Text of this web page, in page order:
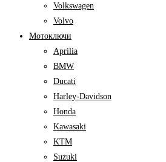
Volkswagen
Volvo
Мотоключи
Aprilia
BMW
Ducati
Harley-Davidson
Honda
Kawasaki
KTM
Suzuki